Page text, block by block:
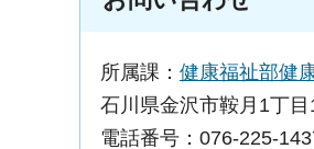
所属課： 健康福祉部健
石川県金沢市鞍月1丁
電話番号：076-225-